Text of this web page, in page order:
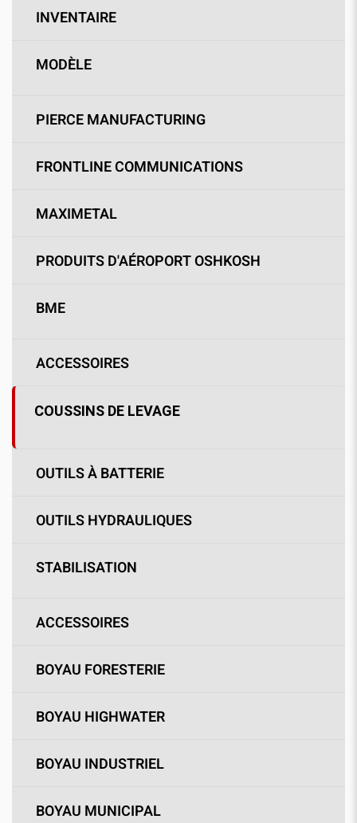
INVENTAIRE
MODÈLE
PIERCE MANUFACTURING
FRONTLINE COMMUNICATIONS
MAXIMETAL
PRODUITS D'AÉROPORT OSHKOSH
BME
ACCESSOIRES
COUSSINS DE LEVAGE
OUTILS À BATTERIE
OUTILS HYDRAULIQUES
STABILISATION
ACCESSOIRES
BOYAU FORESTERIE
BOYAU HIGHWATER
BOYAU INDUSTRIEL
BOYAU MUNICIPAL